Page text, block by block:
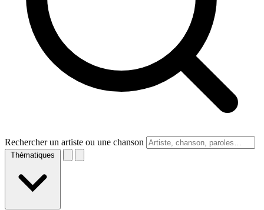
Rechercher un artiste ou une chanson
Thématiques